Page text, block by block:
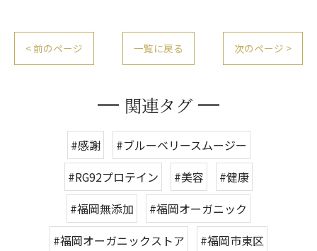
< 前のページ 一覧に戻る 次のページ >
関連タグ
#感謝
#ブルーベリースムージー
#RG92プロテイン
#美容
#健康
#福岡無添加
#福岡オーガニック
#福岡オーガニックストア
#福岡市東区